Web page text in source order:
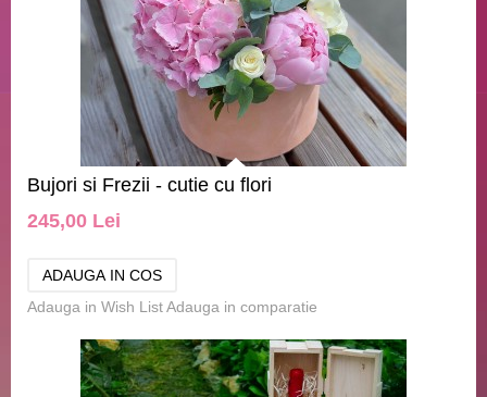
Bujori si Frezii - cutie cu flori
245,00 Lei
Adauga in Wish ListAdauga in comparatie